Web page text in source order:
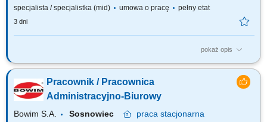
specjalista / specjalistka (mid) umowa o pracę pełny etat
3 dni
pokaż opis
ZAKRES OBOWIĄZKÓW: Przygotowywanie umów oraz tworzenie i
dokumentacji eksportowej EDPR Prowadzenie zagadnień z zakresu
SENT, w tym weryfikacja poprawności wystawionych dokumentów w
Pracownik / Pracownica
Administracyjno-Biurowy
Bowim S.A. Sosnowiec praca stacjonarna